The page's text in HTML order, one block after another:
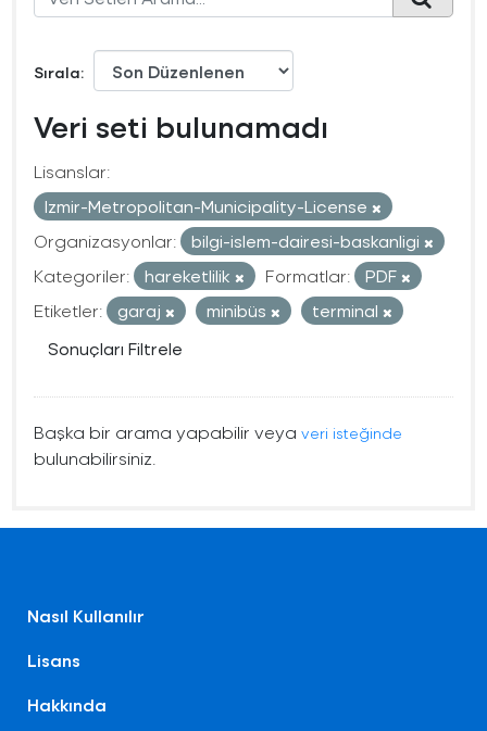
Sırala
Veri seti bulunamadı
Lisanslar:
Izmir-Metropolitan-Municipality-License
Organizasyonlar:
bilgi-islem-dairesi-baskanligi
Kategoriler:
hareketlilik Formatlar:
PDF
Etiketler:
garaj minibüs
terminal
Sonuçları Filtrele
Başka bir arama yapabilir veya veri isteğinde
bulunabilirsiniz.
Nasıl Kullanılır
Lisans
Hakkında